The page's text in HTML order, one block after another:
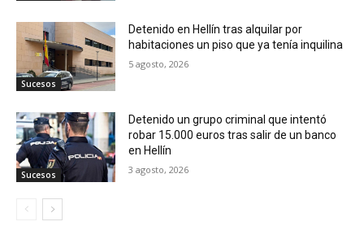
Sucesos
Detenido en Hellín tras alquilar por
habitaciones un piso que ya tenía inquilina
5 agosto, 2026
Sucesos
Detenido un grupo criminal que intentó
robar 15.000 euros tras salir de un banco
en Hellín
3 agosto, 2026